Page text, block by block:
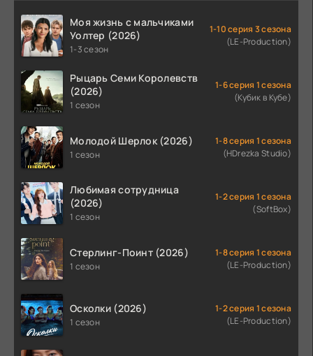
Моя жизнь с мальчиками
Уолтер (2026)
1-3 сезон
1-10 серия 3 сезона
(LE-Production)
Рыцарь Семи Королевств
(2026)
1 сезон
1-6 серия 1 сезона
(Кубик в Кубе)
Молодой Шерлок (2026)
1 сезон
1-8 серия 1 сезона
(HDrezka Studio)
Любимая сотрудница
(2026)
1 сезон
1-2 серия 1 сезона
(SoftBox)
Стерлинг-Поинт (2026)
1 сезон
1-8 серия 1 сезона
(LE-Production)
Осколки (2026)
1 сезон
1-2 серия 1 сезона
(LE-Production)